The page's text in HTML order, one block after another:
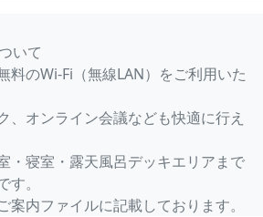
いて
料のWi-Fi（無線LAN）をご利用いた
、オンライン会議なども快適に行え
・寝室・露天風呂デッキエリアまで
。
案内ファイルに記載しております。